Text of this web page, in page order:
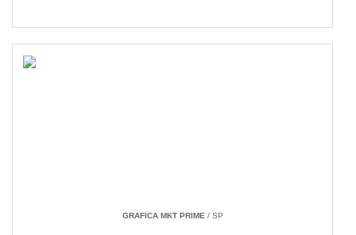
GRAFICA MKT PRIME/ SP